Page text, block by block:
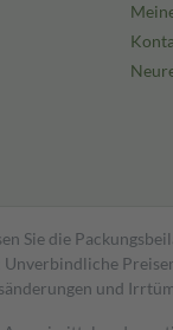
Sie die
und